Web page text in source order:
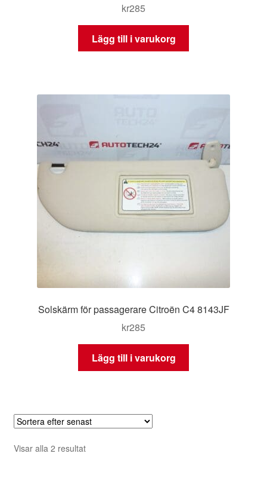
kr285
Lägg till i varukorg
Solskärm för passagerare Citroën C4 8143JF
kr285
Lägg till i varukorg
Visar alla 2 resultatSortera